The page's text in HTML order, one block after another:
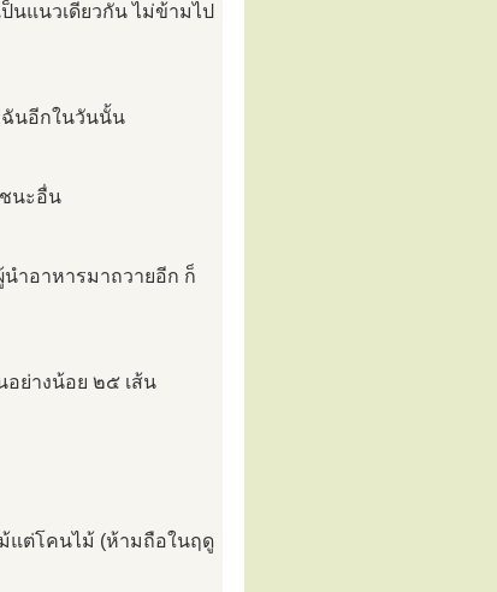
นแนวเดียวกัน ไม่ข้ามไป
ฉันอีกในวันนั้น
นะอื่น
ำอาหารมาถวายอีก ก็
อย่างน้อย ๒๕ เส้น
แต่โคนไม้ (ห้ามถือในฤดู